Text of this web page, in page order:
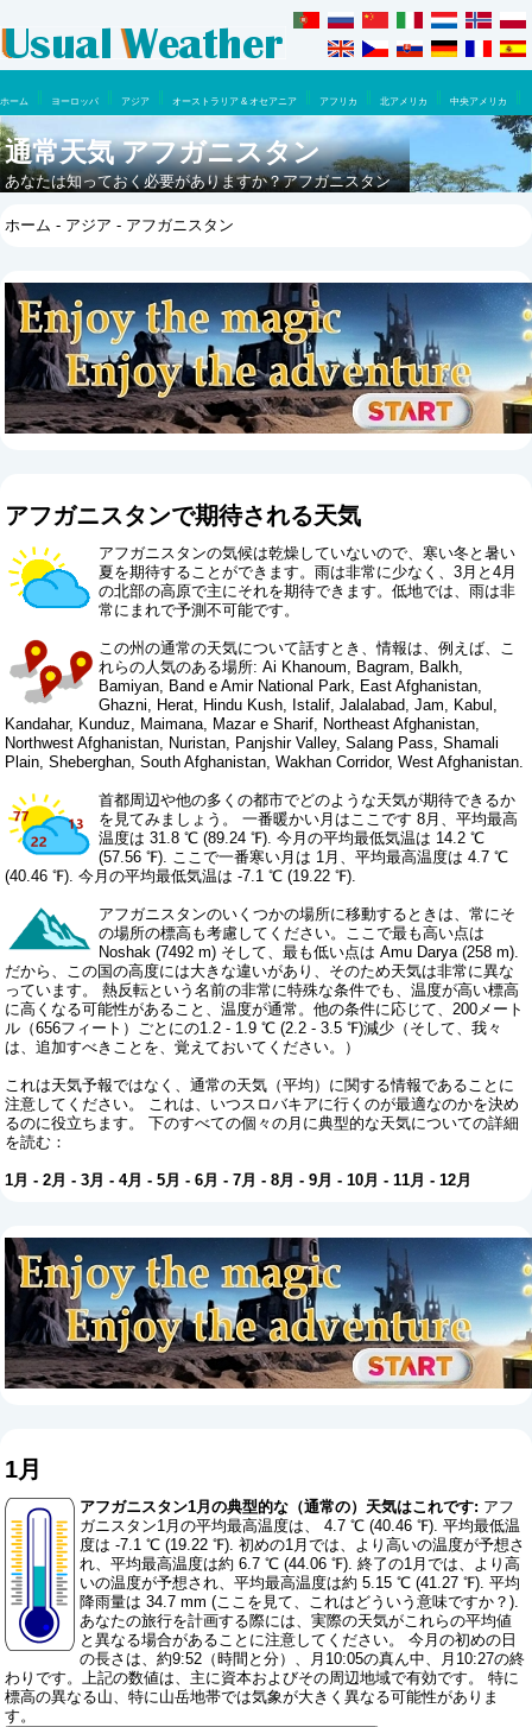
ホーム ヨーロッパ アジア オーストラリア & オセアニア アフリカ 北アメリカ
中央アメリカ
南アメリカ
通常天気 アフガニスタン
あなたは知っておく必要がありますか？アフガニスタン
何が期待できるでしょうか。
ホーム - アジア - アフガニスタン
アフガニスタンで期待される天気
アフガニスタンの気候は乾燥していないので、寒い冬と暑い
夏を期待することができます。雨は非常に少なく、3月と4月
の北部の高原で主にそれを期待できます。低地では、雨は非
常にまれで予測不可能です。
この州の通常の天気について話すとき、情報は、例えば、こ
れらの人気のある場所: Ai Khanoum, Bagram, Balkh,
Bamiyan, Band e Amir National Park, East Afghanistan,
Ghazni, Herat, Hindu Kush, Istalif, Jalalabad, Jam, Kabul,
Kandahar, Kunduz, Maimana, Mazar e Sharif, Northeast Afghanistan,
Northwest Afghanistan, Nuristan, Panjshir Valley, Salang Pass, Shamali
Plain, Sheberghan, South Afghanistan, Wakhan Corridor, West Afghanistan.
首都周辺や他の多くの都市でどのような天気が期待できるか
を見てみましょう。 一番暖かい月はここです 8月、平均最高
温度は 31.8 ℃ (89.24 ℉). 今月の平均最低気温は 14.2 ℃
(57.56 ℉). ここで一番寒い月は 1月、平均最高温度は 4.7 ℃
(40.46 ℉). 今月の平均最低気温は -7.1 ℃ (19.22 ℉).
アフガニスタンのいくつかの場所に移動するときは、常にそ
の場所の標高も考慮してください。ここで最も高い点は
Noshak (7492 m) そして、最も低い点は Amu Darya (258 m).
だから、この国の高度には大きな違いがあり、そのため天気は非常に異な
っています。 熱反転という名前の非常に特殊な条件でも、温度が高い標高
に高くなる可能性があること、温度が通常。他の条件に応じて、200メート
ル（656フィート）ごとにの1.2 - 1.9 ℃ (2.2 - 3.5 ℉)減少（そして、我々
は、追加すべきことを、覚えておいてください。）
これは天気予報ではなく、通常の天気（平均）に関する情報であることに
注意してください。 これは、いつスロバキアに行くのが最適なのかを決め
るのに役立ちます。 下のすべての個々の月に典型的な天気についての詳細
を読む：
1月 -2月 -3月 -4月 -5月 -6月 -7月 -8月 -9月 -10月 -11月 -12月
1月
アフガニスタン1月の典型的な（通常の）天気はこれです: アフ
ガニスタン1月の平均最高温度は、 4.7 ℃ (40.46 ℉). 平均最低温
度は -7.1 ℃ (19.22 ℉). 初めの1月では、より高いの温度が予想さ
れ、平均最高温度は約 6.7 ℃ (44.06 ℉). 終了の1月では、より高
いの温度が予想され、平均最高温度は約 5.15 ℃ (41.27 ℉). 平均
降雨量は 34.7 mm (ここを見て、これはどういう意味ですか？).
あなたの旅行を計画する際には、実際の天気がこれらの平均値
と異なる場合があることに注意してください。 今月の初めの日
の長さは、約9:52（時間と分）、月10:05の真ん中、月10:27の終
わりです。上記の数値は、主に資本およびその周辺地域で有効です。 特に
標高の異なる山、特に山岳地帯では気象が大きく異なる可能性がありま
す。